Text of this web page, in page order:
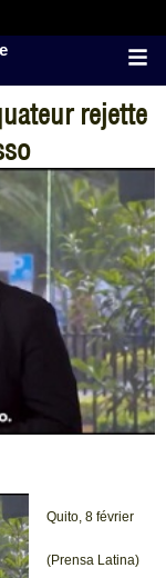
rejette
Quito, 8 février
(Prensa Latina)